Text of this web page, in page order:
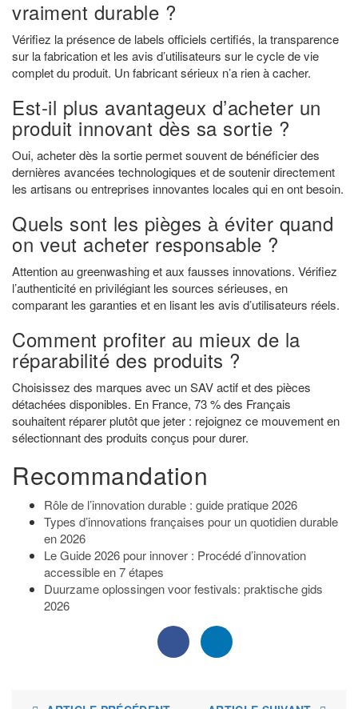
vraiment durable ?
Vérifiez la présence de labels officiels certifiés, la transparence
sur la fabrication et les avis d’utilisateurs sur le cycle de vie
complet du produit. Un fabricant sérieux n’a rien à cacher.
Est-il plus avantageux d’acheter un
produit innovant dès sa sortie ?
Oui, acheter dès la sortie permet souvent de bénéficier des
dernières avancées technologiques et de soutenir directement
les artisans ou entreprises innovantes locales qui en ont besoin.
Quels sont les pièges à éviter quand
on veut acheter responsable ?
Attention au greenwashing et aux fausses innovations. Vérifiez
l’authenticité en privilégiant les sources sérieuses, en
comparant les garanties et en lisant les avis d’utilisateurs réels.
Comment profiter au mieux de la
réparabilité des produits ?
Choisissez des marques avec un SAV actif et des pièces
détachées disponibles. En France, 73 % des Français
souhaitent réparer plutôt que jeter : rejoignez ce mouvement en
sélectionnant des produits conçus pour durer.
Recommandation
Rôle de l’innovation durable : guide pratique 2026
Types d’innovations françaises pour un quotidien durable
en 2026
Le Guide 2026 pour innover : Procédé d’innovation
accessible en 7 étapes
Duurzame oplossingen voor festivals: praktische gids
2026